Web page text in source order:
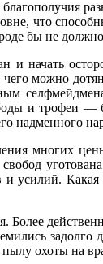
что
бы не
начать
можно
и трофеи
надменного
многих
усилий.
охоты на